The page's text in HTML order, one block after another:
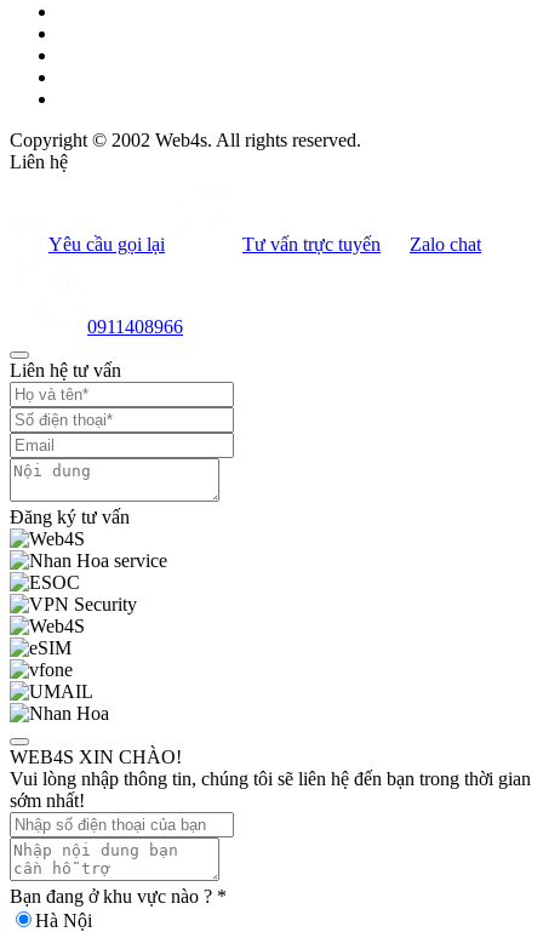
Copyright © 2002 Web4s. All rights reserved.
Liên hệ
Yêu cầu gọi lại Tư vấn trực tuyến Zalo chat
0911408966
Liên hệ tư vấn
Đăng ký tư vấn
WEB4S XIN CHÀO!
Vui lòng nhập thông tin, chúng tôi sẽ liên hệ đến bạn trong thời gian
sớm nhất!
Bạn đang ở khu vực nào ? *
Hà Nội